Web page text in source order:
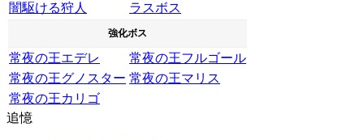
闇駆ける狩人
ラスボス
強化ボス
常夜の王エデレ
常夜の王フルゴール
常夜の王グノスター 常夜の王マリス
常夜の王カリゴ
追憶